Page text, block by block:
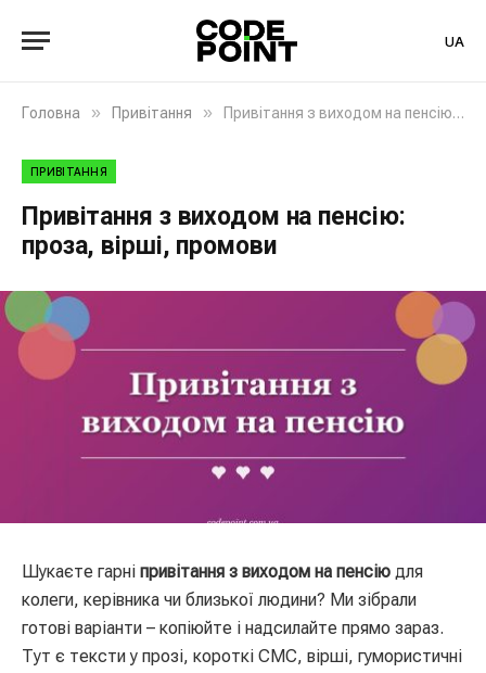
UA
Головна » Привітання » Привітання з виходом на пенсію: проза, вірші, промови
ПРИВІТАННЯ
Привітання з виходом на пенсію:
проза, вірші, промови
Шукаєте гарні привітання з виходом на пенсію для
колеги, керівника чи близької людини? Ми зібрали
готові варіанти – копіюйте і надсилайте прямо зараз.
Тут є тексти у прозі, короткі СМС, вірші, гумористичні